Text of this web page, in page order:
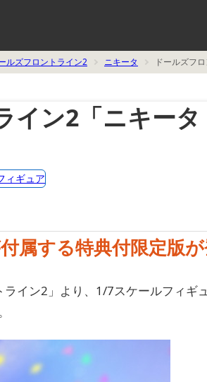
ルズフロントライン2 ニキータ
ドールズフ
イン2「ニキー
ィギュア
属する特典付限定版が
イン2」より、1/7スケールフィギ